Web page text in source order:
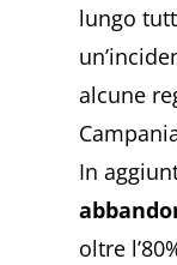
lungo
alcune
In
oltre